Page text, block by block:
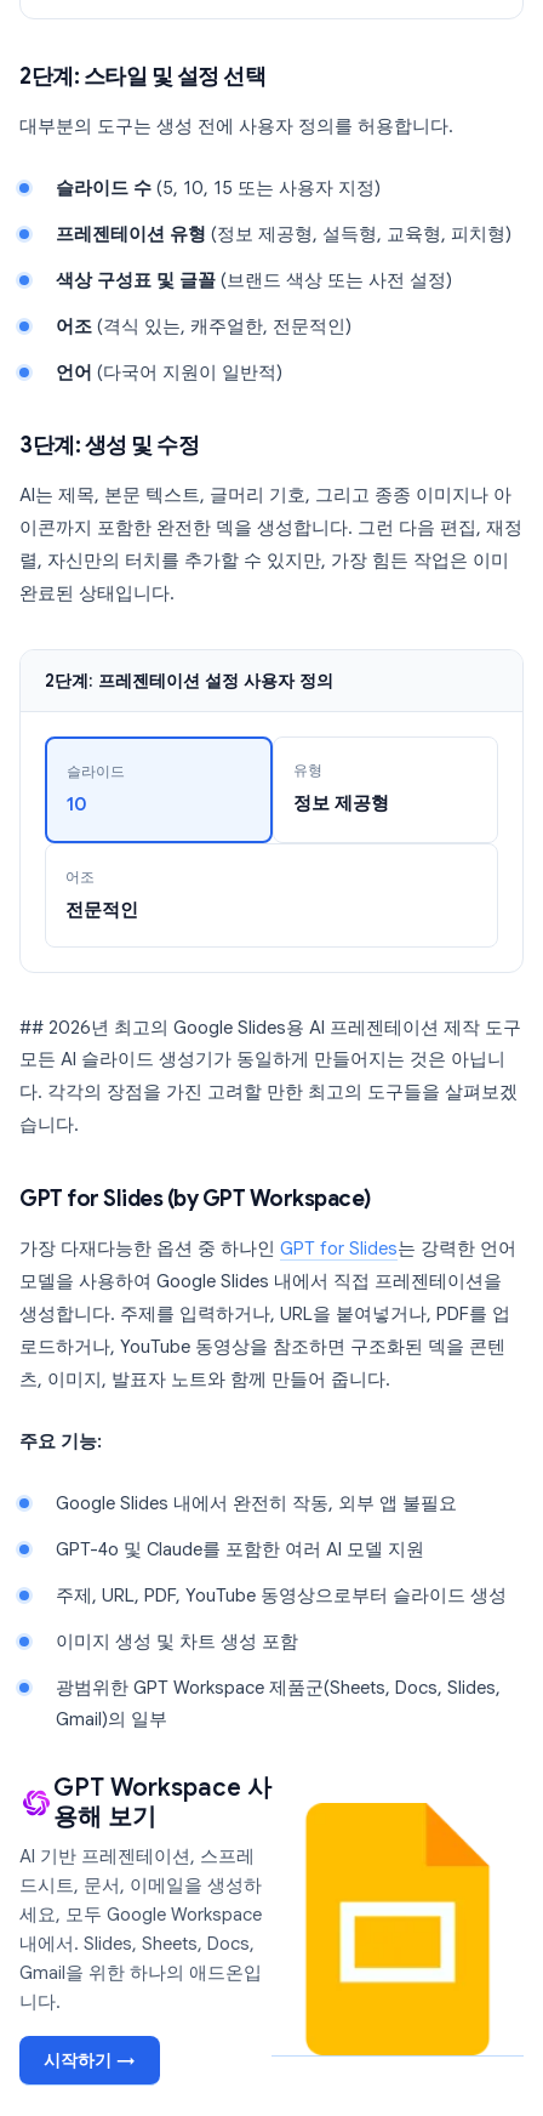
2단계: 스타일 및 설정 선택
대부분의 도구는 생성 전에 사용자 정의를 허용합니다.
슬라이드 수 (5, 10, 15 또는 사용자 지정)
프레젠테이션 유형 (정보 제공형, 설득형, 교육형, 피치형)
색상 구성표 및 글꼴 (브랜드 색상 또는 사전 설정)
어조 (격식 있는, 캐주얼한, 전문적인)
언어 (다국어 지원이 일반적)
3단계: 생성 및 수정
AI는 제목, 본문 텍스트, 글머리 기호, 그리고 종종 이미지나 아
이콘까지 포함한 완전한 덱을 생성합니다. 그런 다음 편집, 재정
렬, 자신만의 터치를 추가할 수 있지만, 가장 힘든 작업은 이미
완료된 상태입니다.
2단계: 프레젠테이션 설정 사용자 정의
슬라이드
10
유형
정보 제공형
어조
전문적인
## 2026년 최고의 Google Slides용 AI 프레젠테이션 제작 도구
모든 AI 슬라이드 생성기가 동일하게 만들어지는 것은 아닙니
다. 각각의 장점을 가진 고려할 만한 최고의 도구들을 살펴보겠
습니다.
GPT for Slides (by GPT Workspace)
가장 다재다능한 옵션 중 하나인 GPT for Slides는 강력한 언어
모델을 사용하여 Google Slides 내에서 직접 프레젠테이션을
생성합니다. 주제를 입력하거나, URL을 붙여넣거나, PDF를 업
로드하거나, YouTube 동영상을 참조하면 구조화된 덱을 콘텐
츠, 이미지, 발표자 노트와 함께 만들어 줍니다.
주요 기능:
Google Slides 내에서 완전히 작동, 외부 앱 불필요
GPT-4o 및 Claude를 포함한 여러 AI 모델 지원
주제, URL, PDF, YouTube 동영상으로부터 슬라이드 생성
이미지 생성 및 차트 생성 포함
광범위한 GPT Workspace 제품군(Sheets, Docs, Slides,
Gmail)의 일부
GPT Workspace 사
용해 보기
AI 기반 프레젠테이션, 스프레
드시트, 문서, 이메일을 생성하
세요, 모두 Google Workspace
내에서. Slides, Sheets, Docs,
Gmail을 위한 하나의 애드온입
니다.
시작하기 →